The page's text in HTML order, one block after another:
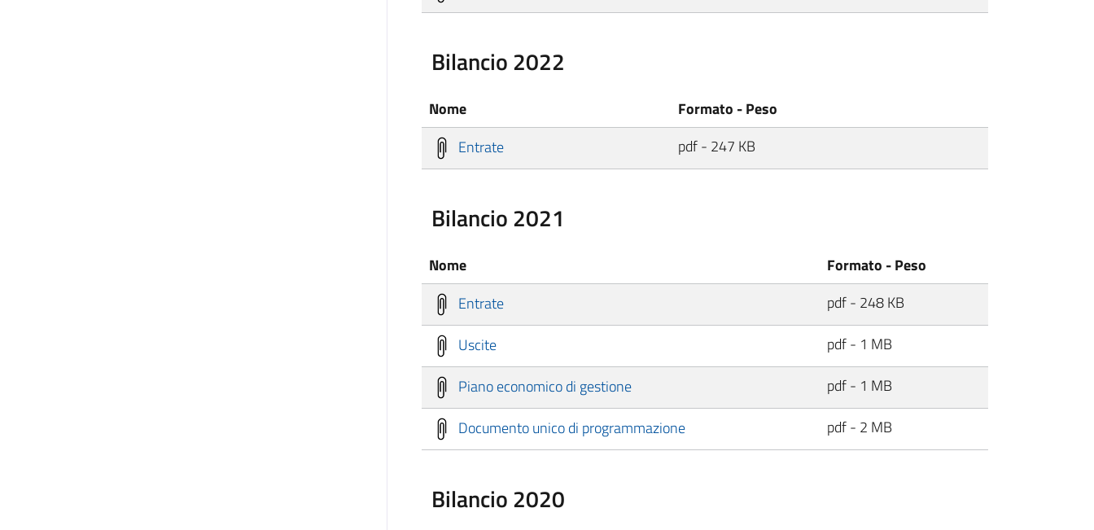
Bilancio 2022
Nome
Formato - Peso
Entrate
pdf - 247 KB
Bilancio 2021
Nome
Formato - Peso
Entrate
pdf - 248 KB
Uscite
pdf - 1 MB
Piano economico di gestione
pdf - 1 MB
Documento unico di programmazione
pdf - 2 MB
Bilancio 2020